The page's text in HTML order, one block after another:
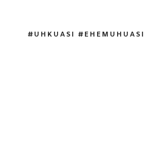
#UHKUASI #EHEMUHUASI